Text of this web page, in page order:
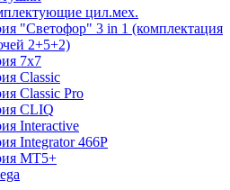
цил.мех.
"Светофор" 3 in 1 (комплектация
2+5+2)
7х7
Classic
Classic Pro
CLIQ
Interactive
Integrator 466P
MT5+